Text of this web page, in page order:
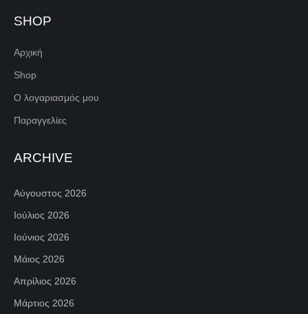
SHOP
Αρχική
Shop
Ο λογαριασμός μου
Παραγγελίες
ARCHIVE
Αύγουστος 2026
Ιούλιος 2026
Ιούνιος 2026
Μάιος 2026
Απρίλιος 2026
Μάρτιος 2026